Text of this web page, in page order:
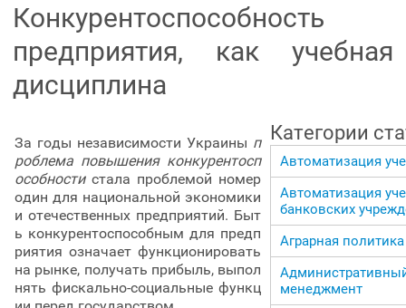
Конкурентоспособность
предприятия, как учебная
дисциплина
За годы независимости Украины п
роблема повышения конкурентосп
особности стала проблемой номер
один для национальной экономики
и отечественных предприятий. Быт
ь конкурентоспособным для предп
риятия означает функционировать
на рынке, получать прибыль, выпол
нять фискально-социальные функц
Категории
Автоматизация
Автоматизация
банковских
Аграрная политика
менеджмент